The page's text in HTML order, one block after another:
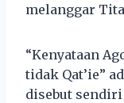
melanggar
“Kenyataan
tidak Qat’ie”
disebut sendiri